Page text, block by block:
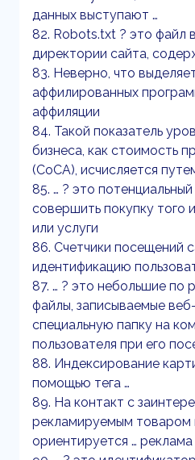
данных выступают …
82. Robots.txt ? это файл
директории сайта,
83. Неверно, что
аффилированных
аффиляции
84. Такой показатель
бизнеса, как стоимость
(CoCA), исчисляется
85. … ? это
совершить покупку того
или услуги
86. Счетчики посещений
идентификацию
87. … ? это небольшие по
файлы, записываемые
специальную папку на
пользователя при его
88. Индексирование
помощью тега …
89. На контакт с
рекламируемым товаром
ориентируется …